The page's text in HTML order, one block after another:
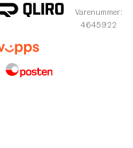
Varenummer:
4645922